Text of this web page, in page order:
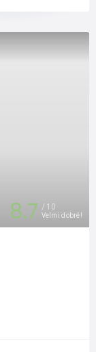
8.7 10
Velmi dobré!